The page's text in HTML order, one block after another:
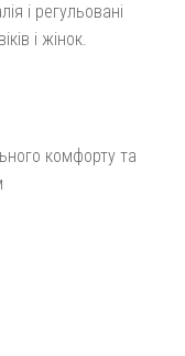
і регульовані
і жінок.
комфорту та